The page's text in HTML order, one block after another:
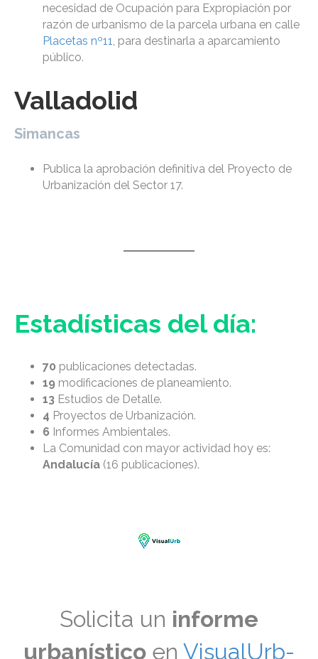
necesidad de Ocupación para Expropiación por
razón de urbanismo de la parcela urbana en calle
Placetas nº11, para destinarla a aparcamiento
público.
Valladolid
Simancas
Publica la aprobación definitiva del Proyecto de
Urbanización del Sector 17.
Estadísticas del día:
70 publicaciones detectadas.
19 modificaciones de planeamiento.
13 Estudios de Detalle.
4 Proyectos de Urbanización.
6 Informes Ambientales.
La Comunidad con mayor actividad hoy es:
Andalucía (16 publicaciones).
Solicita un informe
urbanístico en VisualUrb-